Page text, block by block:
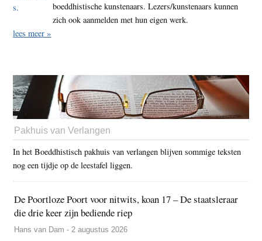
boeddhistische kunstenaars. Lezers/kunstenaars kunnen
zich ook aanmelden met hun eigen werk.
lees meer »
Pakhuis van Verlangen
In het Boeddhistisch pakhuis van verlangen blijven sommige teksten
nog een tijdje op de leestafel liggen.
De Poortloze Poort voor nitwits, koan 17 – De staatsleraar
die drie keer zijn bediende riep
Hans van Dam - 2 augustus 2026